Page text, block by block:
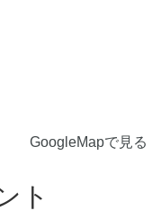
GoogleMapで見る
ト